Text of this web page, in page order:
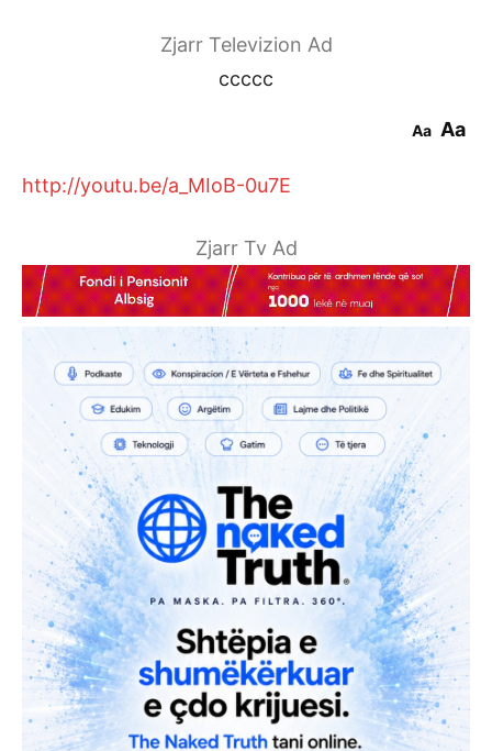
Zjarr Televizion Ad
ccccc
Aa Aa
http://youtu.be/a_MIoB-0u7E
Zjarr Tv Ad